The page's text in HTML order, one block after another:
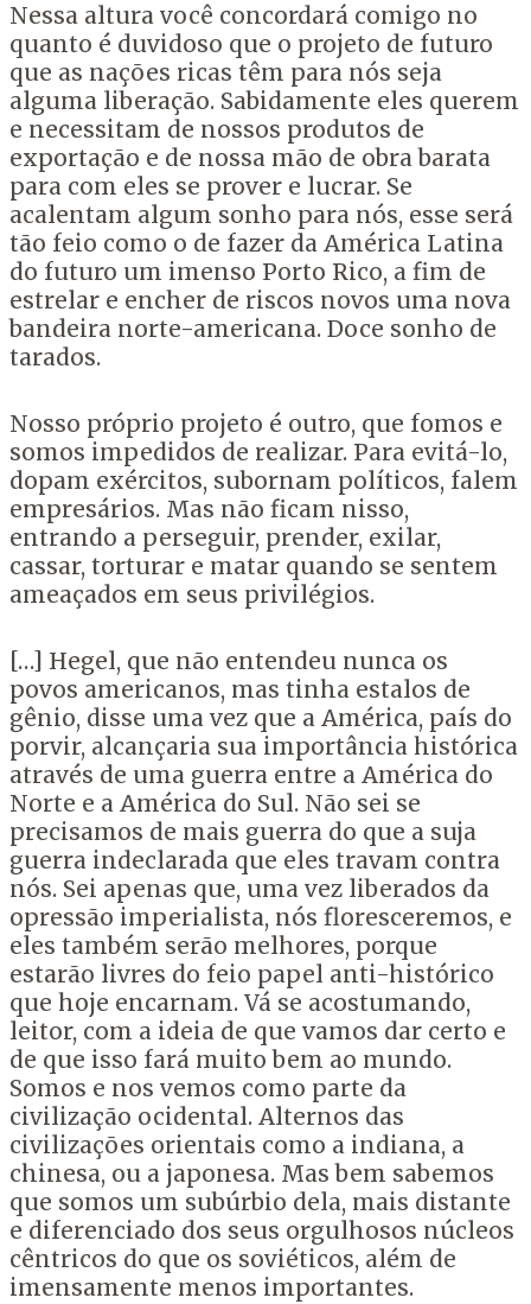
Nessa altura você concordará comigo no
quanto é duvidoso que o projeto de futuro
que as nações ricas têm para nós seja
alguma liberação. Sabidamente eles querem
e necessitam de nossos produtos de
exportação e de nossa mão de obra barata
para com eles se prover e lucrar. Se
acalentam algum sonho para nós, esse será
tão feio como o de fazer da América Latina
do futuro um imenso Porto Rico, a fim de
estrelar e encher de riscos novos uma nova
bandeira norte-americana. Doce sonho de
tarados.
Nosso próprio projeto é outro, que fomos e
somos impedidos de realizar. Para evitá-lo,
dopam exércitos, subornam políticos, falem
empresários. Mas não ficam nisso,
entrando a perseguir, prender, exilar,
cassar, torturar e matar quando se sentem
ameaçados em seus privilégios.
[…] Hegel, que não entendeu nunca os
povos americanos, mas tinha estalos de
gênio, disse uma vez que a América, país do
porvir, alcançaria sua importância histórica
através de uma guerra entre a América do
Norte e a América do Sul. Não sei se
precisamos de mais guerra do que a suja
guerra indeclarada que eles travam contra
nós. Sei apenas que, uma vez liberados da
opressão imperialista, nós floresceremos, e
eles também serão melhores, porque
estarão livres do feio papel anti-histórico
que hoje encarnam. Vá se acostumando,
leitor, com a ideia de que vamos dar certo e
de que isso fará muito bem ao mundo.
Somos e nos vemos como parte da
civilização ocidental. Alternos das
civilizações orientais como a indiana, a
chinesa, ou a japonesa. Mas bem sabemos
que somos um subúrbio dela, mais distante
e diferenciado dos seus orgulhosos núcleos
cêntricos do que os soviéticos, além de
imensamente menos importantes.